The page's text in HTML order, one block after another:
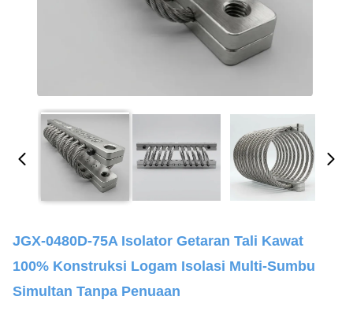
JGX-0480D-75A Isolator Getaran Tali Kawat
100% Konstruksi Logam Isolasi Multi-Sumbu
Simultan Tanpa Penuaan